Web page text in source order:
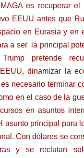
es recuperar el
EEUU antes que
en Eurasia y en
a ser la principal
pretende
dinamizar la
necesario terminar
en el caso de la
en asuntos
asunto principal para
Con dólares se
y se reclutan